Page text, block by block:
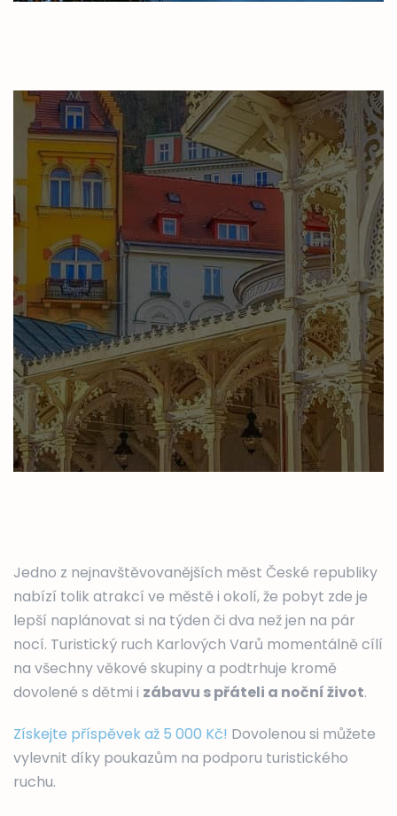
Karlovy Vary
Jedno z nejnavštěvovanějších měst České republiky
nabízí tolik atrakcí ve městě i okolí, že pobyt zde je
lepší naplánovat si na týden či dva než jen na pár
nocí. Turistický ruch Karlových Varů momentálně cílí
na všechny věkové skupiny a podtrhuje kromě
dovolené s dětmi i zábavu s přáteli a noční život.
Získejte příspěvek až 5 000 Kč! Dovolenou si můžete
vylevnit díky poukazům na podporu turistického
ruchu.